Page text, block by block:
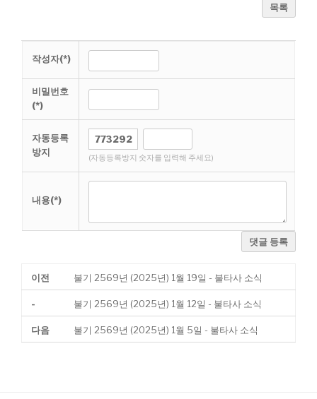
목록
작성자(*)
비밀번호
(*)
자동등록
방지
(자동등록방지 숫자를 입력해 주세요)
내용(*)
댓글 등록
이전 불기 2569년 (2025년) 1월 19일 - 불타사 소식
- 불기 2569년 (2025년) 1월 12일 - 불타사 소식
다음 불기 2569년 (2025년) 1월 5일 - 불타사 소식